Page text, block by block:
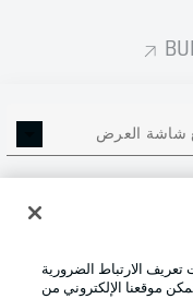
شاشة العرض
الارتباط الضرورية
موقعنا الإلكتروني من